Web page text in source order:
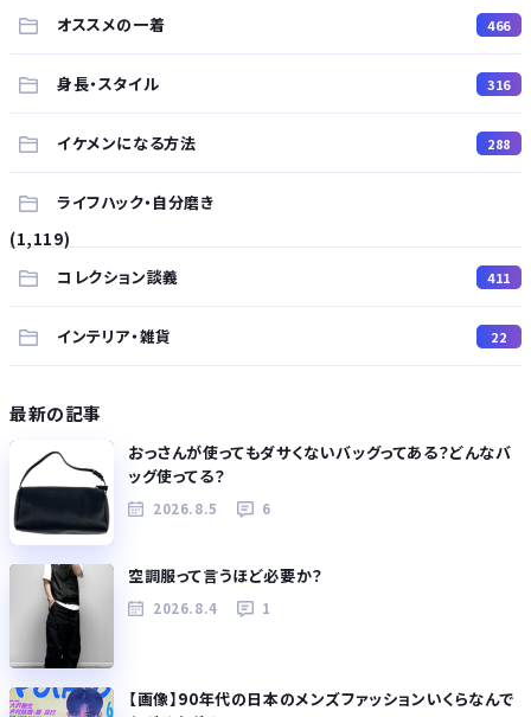
オススメの一着 466
身長・スタイル 316
イケメンになる方法 288
ライフハック・自分磨き
(1,119)
コレクション談義
411
インテリア・雑貨 22
最新の記事
おっさんが使ってもダサくないバッグってある？どんなバ
ッグ使ってる？
2026.8.5 6
空調服って言うほど必要か？
2026.8.4 1
【画像】90年代の日本のメンズファッションいくらなんで